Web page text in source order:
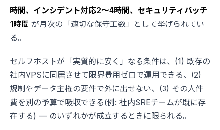
時間、インシデント対応2〜4時間、セキュリティパッチ
1時間 が月次の「適切な保守工数」として挙げられてい
る。
セルフホストが「実質的に安く」なる条件は、(1) 既存の
社内VPSに同居させて限界費用ゼロで運用できる、(2)
規制やデータ主権の要件で外に出せない、(3) その人件
費を別の予算で吸収できる(例: 社内SREチームが既に存
在する) — のいずれかが成立するときに限られる。